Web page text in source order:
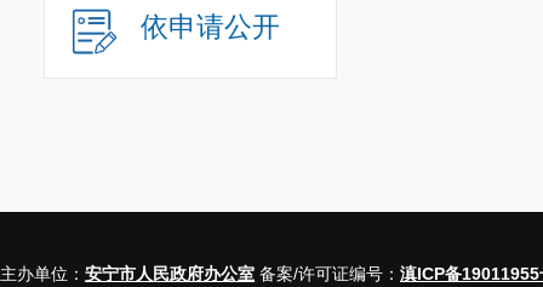
依申请公开
主办单位： 安宁市人民政府办公室 备案/许可证编号： 滇ICP备